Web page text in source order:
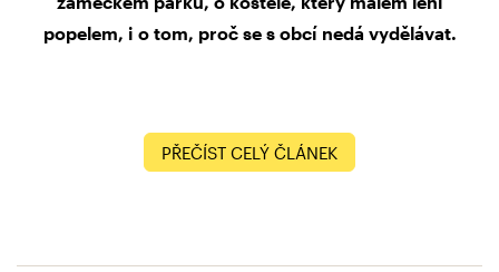
popelem, i o tom, proč se s obcí nedá vydělávat.
PŘEČÍST CELÝ ČLÁNEK